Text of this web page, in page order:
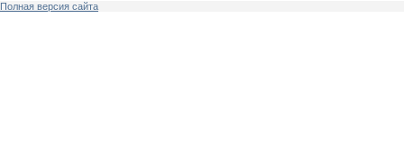
Полная версия сайта